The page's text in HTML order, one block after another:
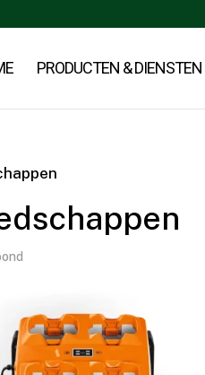
PRODUCTEN & DIENSTEN